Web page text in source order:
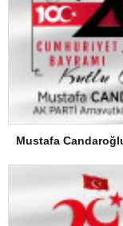
Mustafa